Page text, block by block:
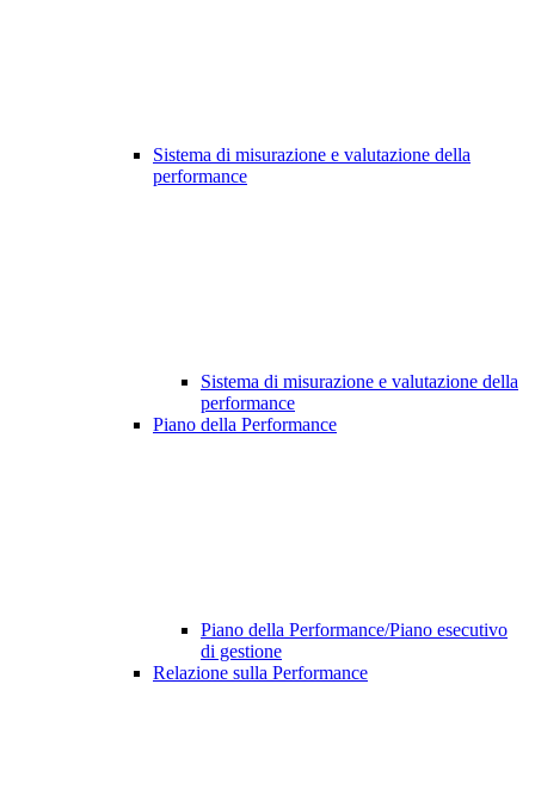
Sistema di misurazione e valutazione della
performance
Sistema di misurazione e valutazione della
performance
Piano della Performance
Piano della Performance/Piano esecutivo
di gestione
Relazione sulla Performance